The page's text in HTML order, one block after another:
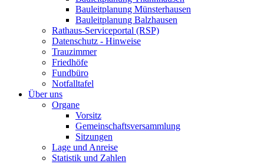
Bauleitplanung Münsterhausen
Bauleitplanung Balzhausen
Rathaus-Serviceportal (RSP)
Datenschutz - Hinweise
Trauzimmer
Friedhöfe
Fundbüro
Notfalltafel
Über uns
Organe
Vorsitz
Gemeinschaftsversammlung
Sitzungen
Lage und Anreise
Statistik und Zahlen